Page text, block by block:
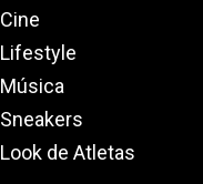
Cine
Lifestyle
Música
Sneakers
Look de Atletas